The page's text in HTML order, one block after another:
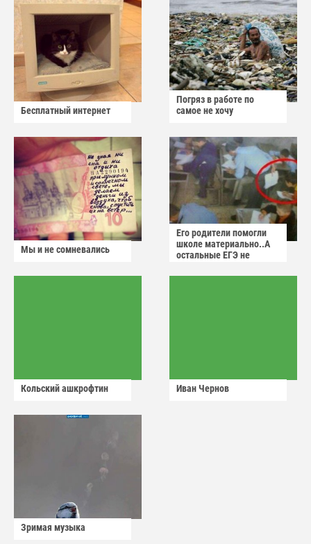
Бесплатный интернет
Погряз в работе по
самое не хочу
Мы и не сомневались
Его родители помогли
школе материально..А
остальные ЕГЭ не
Кольский ашкрофтин Иван Чернов
Зримая музыка